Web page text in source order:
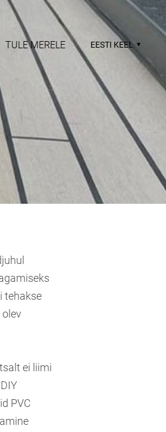
TULE MERELE EESTI KEEL
tehakse
ei liimi
PVC